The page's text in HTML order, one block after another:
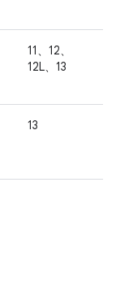
11、12、
12L、13
13